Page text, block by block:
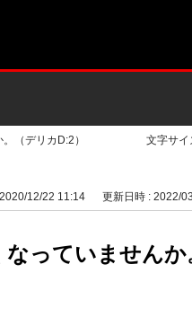
文字サイ
（デリカD:2）
12/22 11:14 更新日時 : 2022/
っていませんか